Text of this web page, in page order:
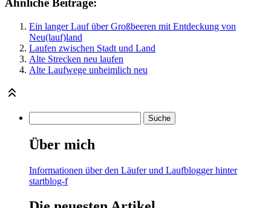
Ähnliche Beiträge:
Ein langer Lauf über Großbeeren mit Entdeckung von
Neu(lauf)land
Laufen zwischen Stadt und Land
Alte Strecken neu laufen
Alte Laufwege unheimlich neu
Über mich
Informationen über den Läufer und Laufblogger hinter
startblog-f